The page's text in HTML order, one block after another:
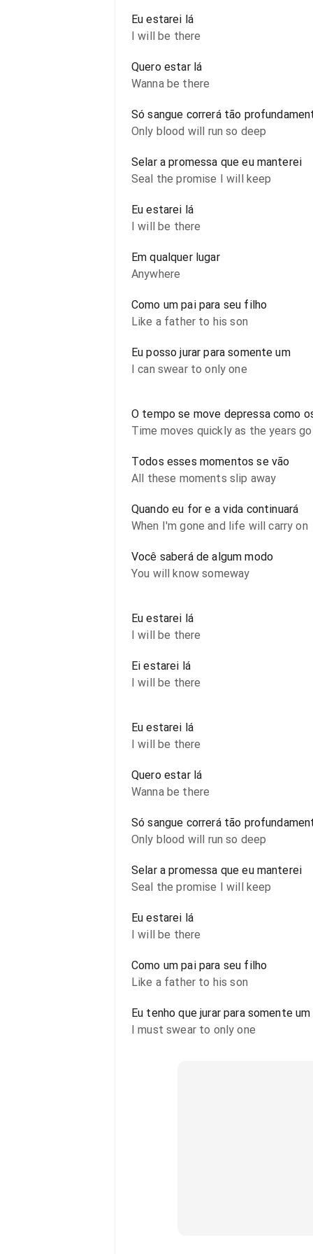
Eu estarei lá
I will be there
Quero estar lá
Wanna be there
Só sangue correrá tão
Only blood will run so deep
Selar a promessa que eu manterei
Seal the promise I will keep
Eu estarei lá
I will be there
Em qualquer lugar
Anywhere
Como um pai para seu filho
Like a father to his son
Eu posso jurar para somente um
I can swear to only one
O tempo se move depressa como
Time moves quickly as the years
Todos esses momentos se vão
All these moments slip away
Quando eu for e a vida continuará
When I'm gone and life will carry on
Você saberá de algum modo
You will know someway
Eu estarei lá
I will be there
Ei estarei lá
I will be there
Eu estarei lá
I will be there
Quero estar lá
Wanna be there
Só sangue correrá tão
Only blood will run so deep
Selar a promessa que eu manterei
Seal the promise I will keep
Eu estarei lá
I will be there
Como um pai para seu filho
Like a father to his son
Eu tenho que jurar para somente um
I must swear to only one